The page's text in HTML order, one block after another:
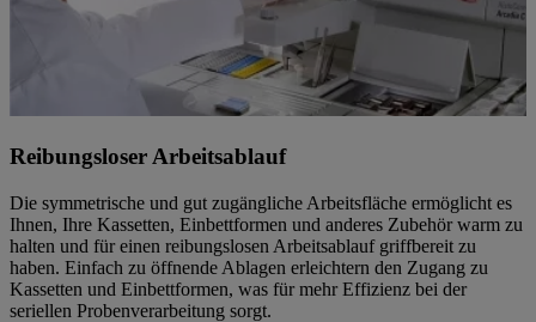
Reibungsloser Arbeitsablauf
Die symmetrische und gut zugängliche Arbeitsfläche ermöglicht es
Ihnen, Ihre Kassetten, Einbettformen und anderes Zubehör warm zu
halten und für einen reibungslosen Arbeitsablauf griffbereit zu
haben. Einfach zu öffnende Ablagen erleichtern den Zugang zu
Kassetten und Einbettformen, was für mehr Effizienz bei der
seriellen Probenverarbeitung sorgt.